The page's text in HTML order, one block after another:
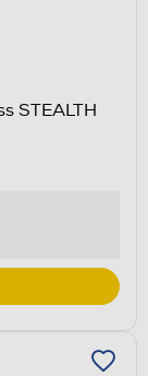
STEALTH